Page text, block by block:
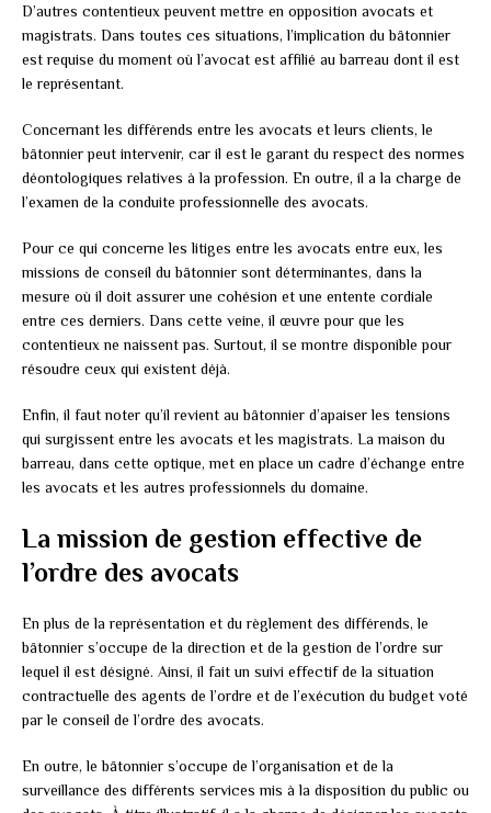
D’autres contentieux peuvent mettre en opposition avocats et
magistrats. Dans toutes ces situations, l’implication du bâtonnier
est requise du moment où l’avocat est affilié au barreau dont il est
le représentant.
Concernant les différends entre les avocats et leurs clients, le
bâtonnier peut intervenir, car il est le garant du respect des normes
déontologiques relatives à la profession. En outre, il a la charge de
l’examen de la conduite professionnelle des avocats.
Pour ce qui concerne les litiges entre les avocats entre eux, les
missions de conseil du bâtonnier sont déterminantes, dans la
mesure où il doit assurer une cohésion et une entente cordiale
entre ces derniers. Dans cette veine, il œuvre pour que les
contentieux ne naissent pas. Surtout, il se montre disponible pour
résoudre ceux qui existent déjà.
Enfin, il faut noter qu’il revient au bâtonnier d’apaiser les tensions
qui surgissent entre les avocats et les magistrats. La maison du
barreau, dans cette optique, met en place un cadre d’échange entre
les avocats et les autres professionnels du domaine.
La mission de gestion effective de
l’ordre des avocats
En plus de la représentation et du règlement des différends, le
bâtonnier s’occupe de la direction et de la gestion de l’ordre sur
lequel il est désigné. Ainsi, il fait un suivi effectif de la situation
contractuelle des agents de l’ordre et de l’exécution du budget voté
par le conseil de l’ordre des avocats.
En outre, le bâtonnier s’occupe de l’organisation et de la
surveillance des différents services mis à la disposition du public ou